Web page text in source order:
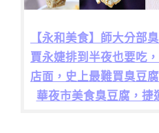
【永和美食】師大分部
賈永婕排到半夜也要吃
店面，史上最難買臭豆
華夜市美食臭豆腐，捷